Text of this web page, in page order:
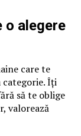
o alegere
care te
categorie. Îți
să te oblige
valorează